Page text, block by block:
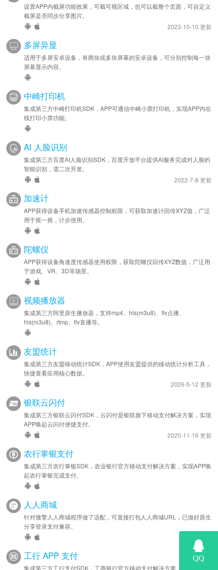
设置APP内截屏功能效果，可截可视区域，也可以截整个页面，可自定义
截屏是否同步分享图片。
2023-10-10 更新
多屏异显
适用于多屏安卓设备，有两块或多块屏幕的安卓设备，可分别控制每一块
屏幕显示内容。
中崎打印机
集成第三方中崎打印机SDK，APP可通信中崎小票打印机，实现APP内在
线打印小票功能。
AI 人脸识别
集成第三方百度AI人脸识别SDK，百度开放平台提供AI服务完成对人脸的
智能识别，需二次开发。
2022-7-8 更新
加速计
APP获得设备手机加速传感器控制权限，可获取加速计回传XYZ值，广泛
用于摇一摇，计步使用。
陀螺仪
APP获得设备角速度传感器使用权限，获取陀螺仪回传XYZ数值，广泛用
于游戏、VR、3D等场景。
视频播放器
集成第三方阿里原生播放器，支持mp4、hls(m3u8)、flv点播、
hls(m3u8)、rtmp、flv直播等。
友盟统计
集成第三方友盟移动统计SDK，APP使用友盟提供的移动统计分析工具，
快捷查看应用核心数据。
2026-5-12 更新
银联云闪付
集成第三方银联云闪付SDK，云闪付是银联旗下移动支付解决方案，实现
APP唤起云闪付便捷支付。
2020-11-16 更新
农行掌银支付
集成第三方农行掌银SDK，农业银行官方移动支付解决方案，实现APP唤
起农行掌银完成支付。
人人商城
针对微擎人人商城程序做了适配，可直接打包人人商城URL，已做好原生
分享登录支付兼容。
工行 APP 支付
集成第三方工行支付SDK，工商银行官方移动支付解决方案，实现APP唤